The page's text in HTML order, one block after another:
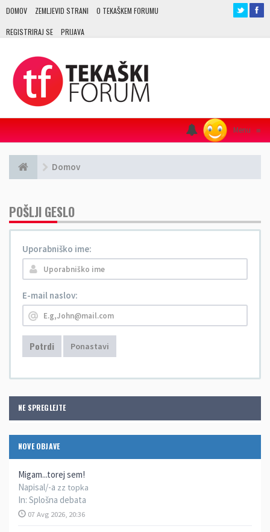
DOMOV ZEMLJEVID STRANI O TEKAŠKEM FORUMU
REGISTRIRAJ SE PRIJAVA
Menu ≡
Domov
NE SPREGLEJTE
NOVE OBJAVE
Migam...torej sem!
Napisal/-a zz topka
In: Splošna debata
07 Avg 2026, 20:36
POŠLJI GESLO
Uporabniško ime:
E-mail naslov:
Potrdi Ponastavi